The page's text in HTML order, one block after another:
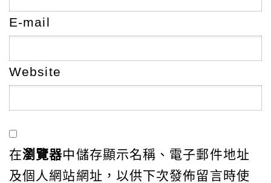
E-mail
Website
在瀏覽器中儲存顯示名稱、電子郵件地址
及個人網站網址，以供下次發佈留言時使